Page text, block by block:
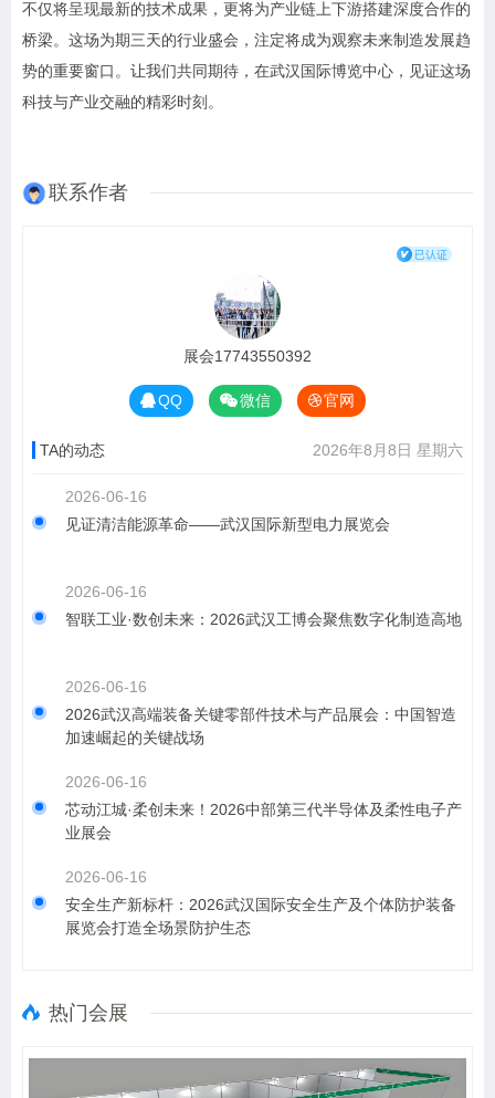
不仅将呈现最新的技术成果，更将为产业链上下游搭建深度合作的
桥梁。这场为期三天的行业盛会，注定将成为观察未来制造发展趋
势的重要窗口。让我们共同期待，在武汉国际博览中心，见证这场
科技与产业交融的精彩时刻。
联系作者
展会17743550392
QQ 微信 官网
TA的动态 2026年8月8日 星期六
2026-06-16
见证清洁能源革命——武汉国际新型电力展览会
2026-06-16
智联工业·数创未来：2026武汉工博会聚焦数字化制造高地
2026-06-16
2026武汉高端装备关键零部件技术与产品展会：中国智造
加速崛起的关键战场
2026-06-16
芯动江城·柔创未来！2026中部第三代半导体及柔性电子产
业展会
2026-06-16
安全生产新标杆：2026武汉国际安全生产及个体防护装备
展览会打造全场景防护生态
热门会展